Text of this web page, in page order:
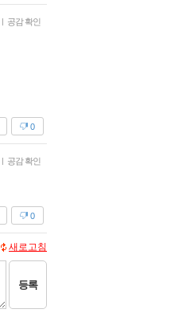
| 공감 확인
0
| 공감 확인
0
새로고침
등록